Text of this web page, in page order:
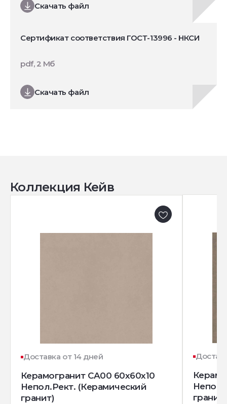
Скачать файл
Сертификат соответствия ГОСТ-13996 - НКСИ
Скачать файл
pdf, 2 Мб
Коллекция Кейв
Доставка от 14 дней
Керамогранит CA00 60x60x10
Непол.Рект. (Керамический
гранит)
гранит)